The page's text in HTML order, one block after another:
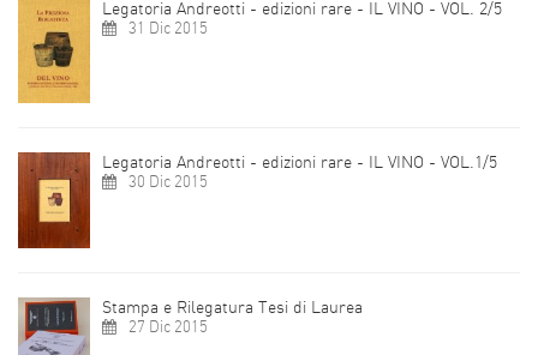
Legatoria Andreotti - edizioni rare - IL VINO - VOL. 2/5
31 Dic 2015
Legatoria Andreotti - edizioni rare - IL VINO - VOL.1/5
30 Dic 2015
Stampa e Rilegatura Tesi di Laurea
27 Dic 2015